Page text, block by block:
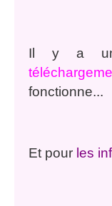
Il y a un
fonctionne...
Et pour les